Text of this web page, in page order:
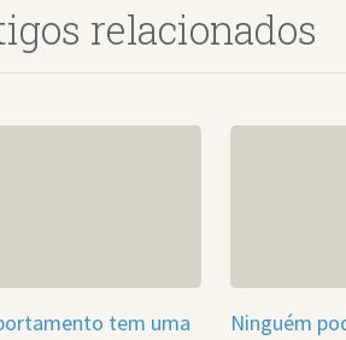
relacionados
tem uma
Ninguém